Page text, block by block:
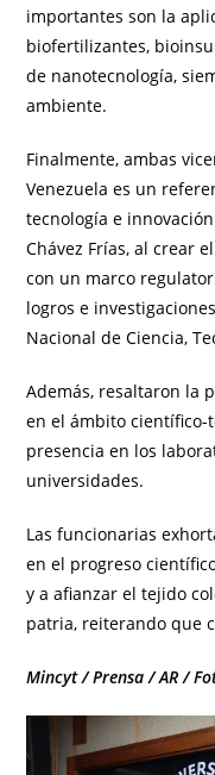
importantes son la
biofertilizantes,
de nanotecnología,
ambiente.
Finalmente, ambas
Venezuela es un
tecnología e
Chávez Frías, al crear
con un marco
logros e
Nacional de Ciencia,
Además, resaltaron la
en el ámbito científico-
presencia en los
universidades.
Las funcionarias
en el progreso
y a afianzar el tejido
patria, reiterando que
Mincyt / Prensa / AR /